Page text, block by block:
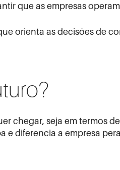
que as empresas
orienta as decisões de
chegar, seja em termos
diferencia a empresa